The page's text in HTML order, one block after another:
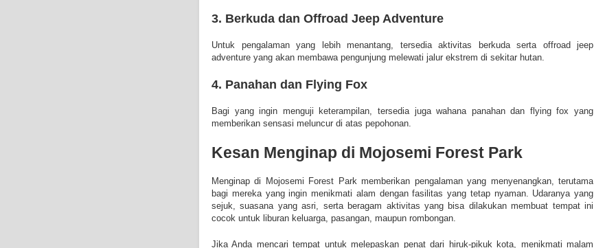
3. Berkuda dan Offroad Jeep Adventure
Untuk pengalaman yang lebih menantang, tersedia aktivitas berkuda serta offroad jeep
adventure yang akan membawa pengunjung melewati jalur ekstrem di sekitar hutan.
4. Panahan dan Flying Fox
Bagi yang ingin menguji keterampilan, tersedia juga wahana panahan dan flying fox yang
memberikan sensasi meluncur di atas pepohonan.
Kesan Menginap di Mojosemi Forest Park
Menginap di Mojosemi Forest Park memberikan pengalaman yang menyenangkan, terutama
bagi mereka yang ingin menikmati alam dengan fasilitas yang tetap nyaman. Udaranya yang
sejuk, suasana yang asri, serta beragam aktivitas yang bisa dilakukan membuat tempat ini
cocok untuk liburan keluarga, pasangan, maupun rombongan.
Jika Anda mencari tempat untuk melepaskan penat dari hiruk-pikuk kota, menikmati malam